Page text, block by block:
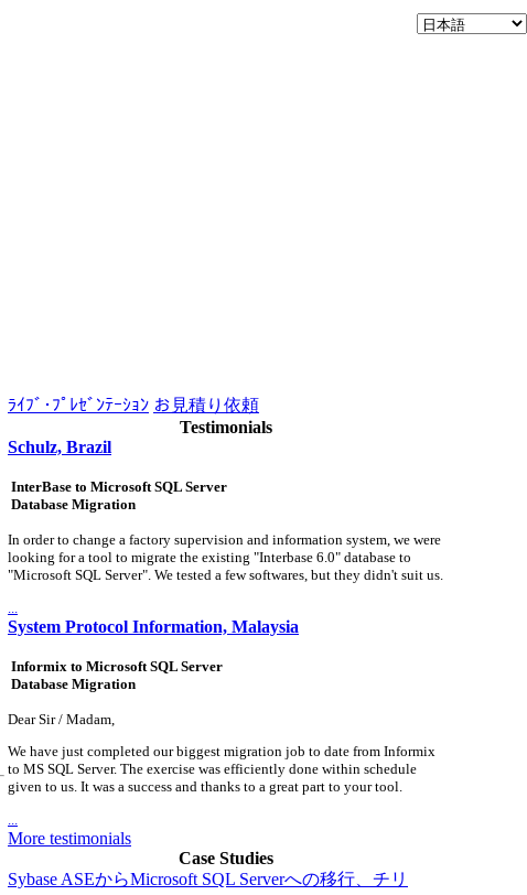
ﾗｲﾌﾞ･ﾌﾟﾚｾﾞﾝﾃｰｼｮﾝ お見積り依頼
Testimonials
Schulz, Brazil
InterBase to Microsoft SQL Server
Database Migration
In order to change a factory supervision and information system, we were
looking for a tool to migrate the existing "Interbase 6.0" database to
"Microsoft SQL Server". We tested a few softwares, but they didn't suit us.
System Protocol Information, Malaysia
Informix to Microsoft SQL Server
Database Migration
Dear Sir / Madam,
We have just completed our biggest migration job to date from Informix
to MS SQL Server. The exercise was efficiently done within schedule
given to us. It was a success and thanks to a great part to your tool.
More testimonials
Case Studies
Sybase ASEからMicrosoft SQL Serverへの移行、チリ